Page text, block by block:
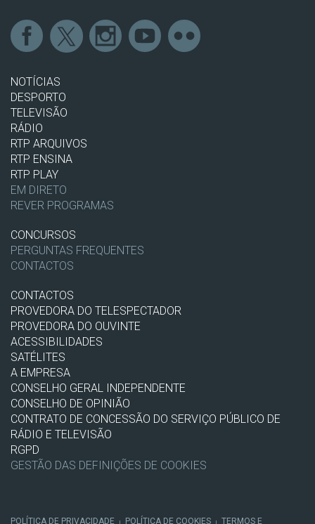
NOTÍCIAS
DESPORTO
TELEVISÃO
RÁDIO
RTP ARQUIVOS
RTP ENSINA
RTP PLAY
EM DIRETO
REVER PROGRAMAS
CONCURSOS
PERGUNTAS FREQUENTES
CONTACTOS
CONTACTOS
PROVEDORA DO TELESPECTADOR
PROVEDORA DO OUVINTE
ACESSIBILIDADES
SATÉLITES
A EMPRESA
CONSELHO GERAL INDEPENDENTE
CONSELHO DE OPINIÃO
CONTRATO DE CONCESSÃO DO SERVIÇO PÚBLICO DE
RÁDIO E TELEVISÃO
RGPD
GESTÃO DAS DEFINIÇÕES DE COOKIES
POLÍTICA DE PRIVACIDADE | POLÍTICA DE COOKIES | TERMOS E